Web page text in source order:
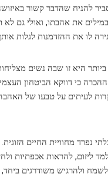
להניח שהדבר קשור
את אהבתו, ואולי גם
לו את ההזדמנות לגלות
היא זו שבה נשים
כי דווקא הביטחון
לעיתים על טבעו של
נפרד מחוויית החיים
ליזום, להראות אכפתיות
ולהרגיש משודרגים